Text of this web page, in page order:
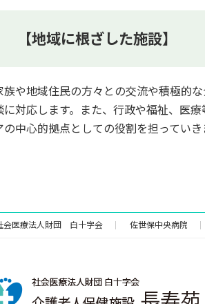
【地域に根ざした施設】
族や地域住民の方々との交流や積極的
に対応します。また、行政や福祉、医
の中心的拠点としての役割を担っていき
会医療法人財団 白十字会 佐世保中央病院